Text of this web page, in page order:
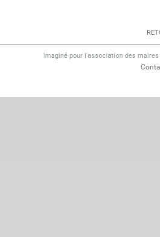
Imaginé pour l'association des